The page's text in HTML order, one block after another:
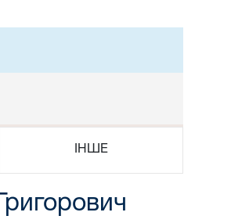
ІНШЕ